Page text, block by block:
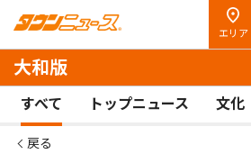
エリア
大和版
すべて トップニュース 文化
戻る